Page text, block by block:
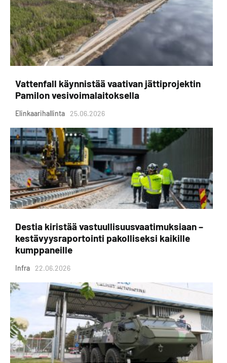
Vattenfall käynnistää vaativan jättiprojektin
Pamilon vesivoimalaitoksella
Elinkaarihallinta 25.06.2026
Destia kiristää vastuullisuusvaatimuksiaan –
kestävyysraportointi pakolliseksi kaikille
kumppaneille
Infra 22.06.2026